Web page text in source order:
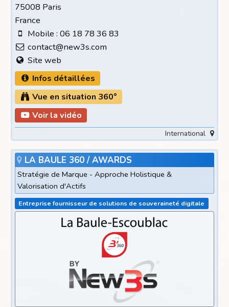
75008 Paris
France
Mobile : 06 18 78 36 83
contact@new3s.com
Site web
Infos détaillées
Vue en situation 360°
Voir la vidéo
International
LA BAULE 360 / AWARDS
Stratégie de Marque - Approche Holistique &
Valorisation d'Actifs
Entreprise fournisseur de solutions de souveraineté digitale